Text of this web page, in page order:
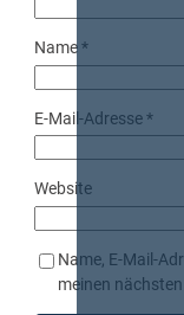
Name*
E-Mail-Adresse*
Website
Name, E-Mail-
meinen